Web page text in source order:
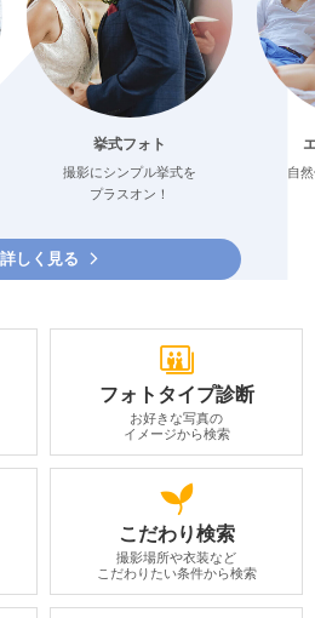
挙式フォト
撮影にシンプル挙式を
プラスオン！
自
詳しく見る
フォトタイプ診断
お好きな写真の
イメージから検索
こだわり検索
撮影場所や衣装など
こだわりたい条件から検索